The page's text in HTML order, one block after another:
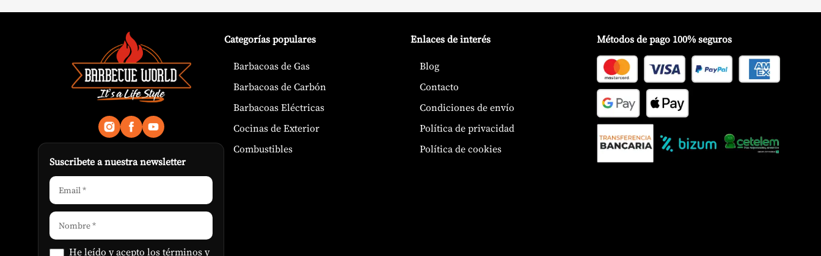
3.845,00 €
Suscribete a nuestra newsletter
He leído y acepto lostérminos y
Categorías populares
Barbacoas de Gas
Barbacoas de Carbón
Barbacoas Eléctricas
Cocinas de Exterior
Combustibles
Enlaces de interés
Blog
Contacto
Condiciones de envío
Política de privacidad
Política de cookies
Métodos de pago 100% seguros